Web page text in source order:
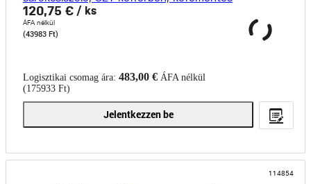
120,75 € / ks
ÁFA nélkül
(43983 Ft)
Logisztikai csomag ára: 483,00 € ÁFA nélkül
(175933 Ft)
Jelentkezzen be
114854